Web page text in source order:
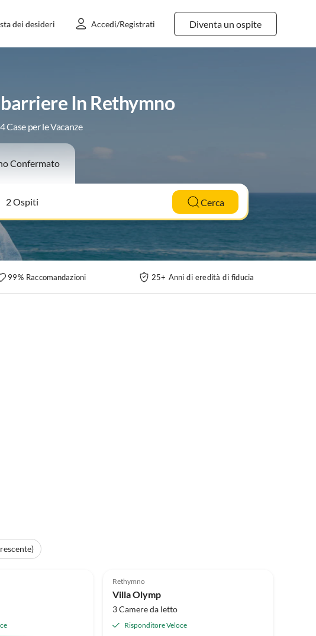
Diventa un ospite
dei desideri Accedi/Registrati
In Rethymno
Case per le Vacanze
Confermato
Cerca
99% Raccomandazioni 25+ Anni di eredità di fiducia
Rethymno
Villa Olymp
3 Camere da letto
Risponditore Veloce